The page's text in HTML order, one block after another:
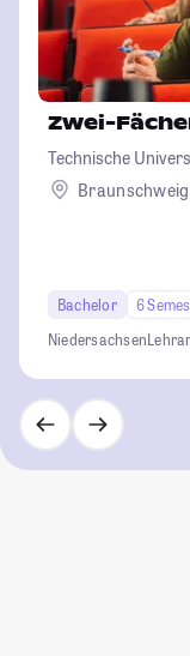
Zwei-
Technische
Braunschweig
Bachelor 6
Niedersachsen